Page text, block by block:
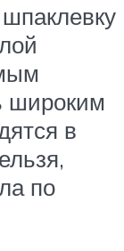
широким
в
по